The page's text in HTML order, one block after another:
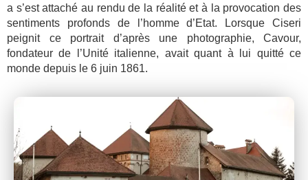
a s’est attaché au rendu de la réalité et à la provocation des
sentiments profonds de l’homme d’Etat. Lorsque Ciseri
peignit ce portrait d’après une photographie, Cavour,
fondateur de l’Unité italienne, avait quant à lui quitté ce
monde depuis le 6 juin 1861.